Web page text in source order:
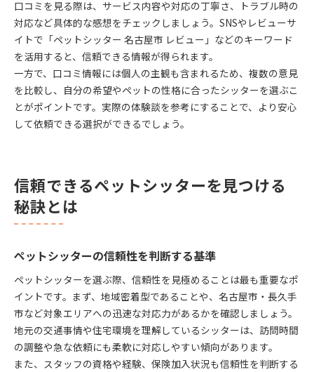
口コミを見る際は、サービス内容や対応の丁寧さ、トラブル時の
対応など具体的な感想をチェックしましょう。SNSやレビューサ
イトで「ペットシッター 名古屋市 レビュー」などのキーワード
を活用すると、信頼できる情報が得られます。
一方で、口コミ情報には個人の主観も含まれるため、複数の意見
を比較し、自分の希望やペットの性格に合ったシッターを選ぶこ
とがポイントです。実際の体験談を参考にすることで、より安心
して依頼できる選択ができるでしょう。
信頼できるペットシッターを見つける
秘訣とは
ペットシッターの信頼性を判断する基準
ペットシッターを選ぶ際、信頼性を見極めることは最も重要なポ
イントです。まず、地域密着型であることや、名古屋市・長久手
市など対象エリアへの迅速な対応力があるかを確認しましょう。
地元の交通事情や住宅環境を理解しているシッターは、訪問時間
の調整や急な依頼にも柔軟に対応しやすい傾向があります。
また、スタッフの資格や経験、保険加入状況も信頼性を判断する